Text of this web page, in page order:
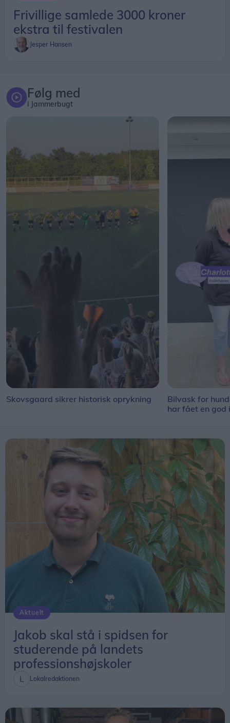
Frivillige samlede 3000 kroner
ekstra til festivalen
Jesper Hansen
Følg med
i Jammerbugt
Skovsgaard sikrer historisk oprykning
Bilvask for
har fået en god
Aktuelt
Jakob skal stå i spidsen for
studerende på landets
professionshøjskoler
Lokalredaktionen